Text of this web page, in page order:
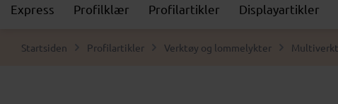
Express Profilklær Profilartikler Displayartikler
Startsiden Profilartikler Verktøy og lommelykter